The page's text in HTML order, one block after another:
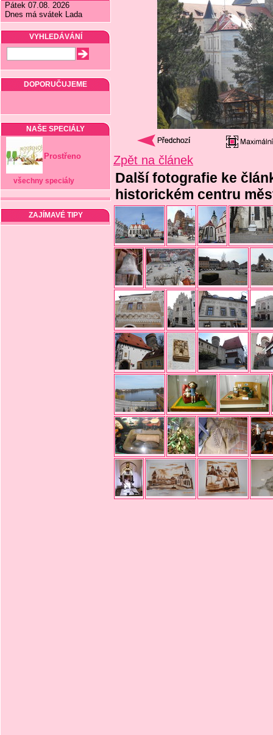
Pátek 07.08. 2026
Dnes má svátek Lada
VYHLEDÁVÁNÍ
DOPORUČUJEME
NAŠE SPECIÁLY
Prostřeno
všechny speciály
ZAJÍMAVÉ TIPY
Zpět na článek
Další fotografie ke
historickém centru